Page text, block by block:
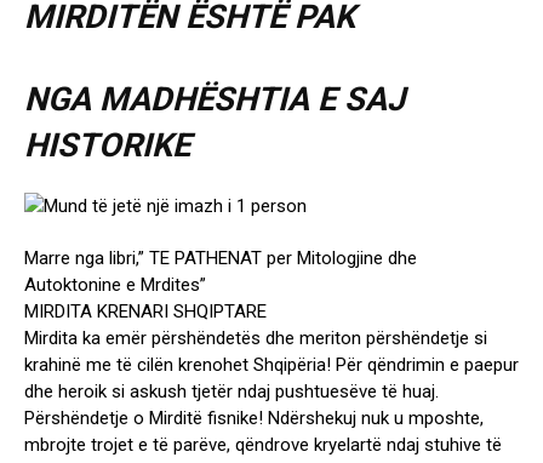
MIRDITËN ËSHTË PAK
NGA MADHËSHTIA E SAJ
HISTORIKE
Marre nga libri,” TE PATHENAT per Mitologjine dhe
Autoktonine e Mrdites”
MIRDITA KRENARI SHQIPTARE
Mirdita ka emër përshëndetës dhe meriton përshëndetje si
krahinë me të cilën krenohet Shqipëria! Për qëndrimin e paepur
dhe heroik si askush tjetër ndaj pushtuesëve të huaj.
Përshëndetje o Mirditë fisnike! Ndërshekuj nuk u mposhte,
mbrojte trojet e të parëve, qëndrove kryelartë ndaj stuhive të